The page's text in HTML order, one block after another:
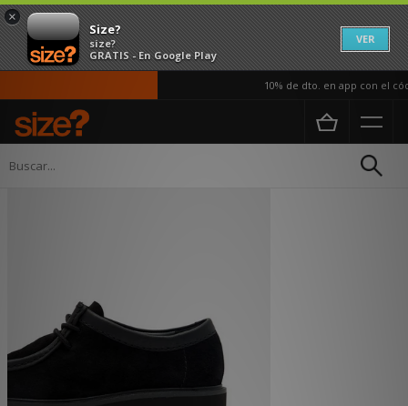
×
Size?
size?
GRATIS - En Google Play
VER
10% de dto. en app con el
Página principal